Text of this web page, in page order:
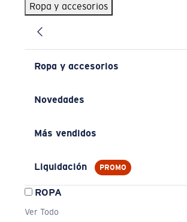
Ropa y accesorios
Ropa y accesorios
Novedades
Más vendidos
Liquidación PROMO
ROPA
Ver Todo